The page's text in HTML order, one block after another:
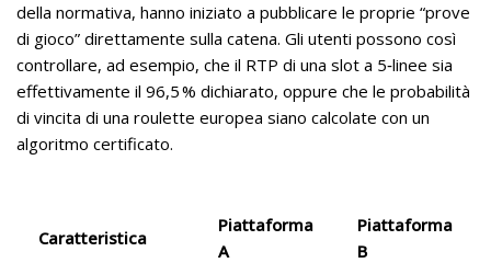
della normativa, hanno iniziato a pubblicare le proprie “prove
di gioco” direttamente sulla catena. Gli utenti possono così
controllare, ad esempio, che il RTP di una slot a 5‑linee sia
effettivamente il 96,5 % dichiarato, oppure che le probabilità
di vincita di una roulette europea siano calcolate con un
algoritmo certificato.
Caratteristica
Piattaforma
A
Piattaforma
B